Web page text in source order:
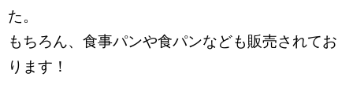
た。
もちろん、食事パンや食パンなども販売されてお
ります！